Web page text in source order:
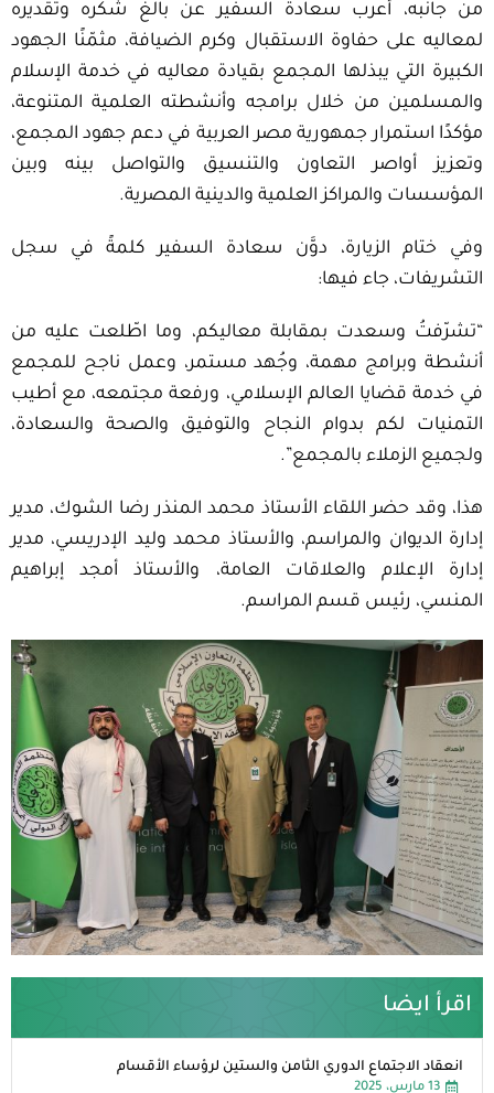
من جانبه، أعرب سعادة السفير عن بالغ شكره وتقديره
لمعاليه على حفاوة الاستقبال وكرم الضيافة، مثمّنًا الجهود
الكبيرة التي يبذلها المجمع بقيادة معاليه في خدمة الإسلام
والمسلمين من خلال برامجه وأنشطته العلمية المتنوعة،
مؤكدًا استمرار جمهورية مصر العربية في دعم جهود المجمع،
وتعزيز أواصر التعاون والتنسيق والتواصل بينه وبين
المؤسسات والمراكز العلمية والدينية المصرية.
وفي ختام الزيارة، دوَّن سعادة السفير كلمةً في سجل
التشريفات، جاء فيها:
“تشرّفتُ وسعدت بمقابلة معاليكم، وما اطّلعت عليه من
أنشطة وبرامج مهمة، وجُهد مستمر، وعمل ناجح للمجمع
في خدمة قضايا العالم الإسلامي، ورفعة مجتمعه، مع أطيب
التمنيات لكم بدوام النجاح والتوفيق والصحة والسعادة،
ولجميع الزملاء بالمجمع”.
هذا، وقد حضر اللقاء الأستاذ محمد المنذر رضا الشوك، مدير
إدارة الديوان والمراسم، والأستاذ محمد وليد الإدريسي، مدير
إدارة الإعلام والعلاقات العامة، والأستاذ أمجد إبراهيم
المنسي، رئيس قسم المراسم.
اقرأ ايضا
انعقاد الاجتماع الدوري الثامن والستين لرؤساء الأقسام
13 مارس، 2025